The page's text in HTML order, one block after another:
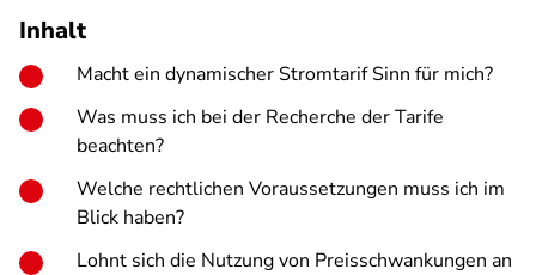
Inhalt
Macht ein dynamischer Stromtarif Sinn für mich?
Was muss ich bei der Recherche der Tarife
beachten?
Welche rechtlichen Voraussetzungen muss ich im
Blick haben?
Lohnt sich die Nutzung von Preisschwankungen an